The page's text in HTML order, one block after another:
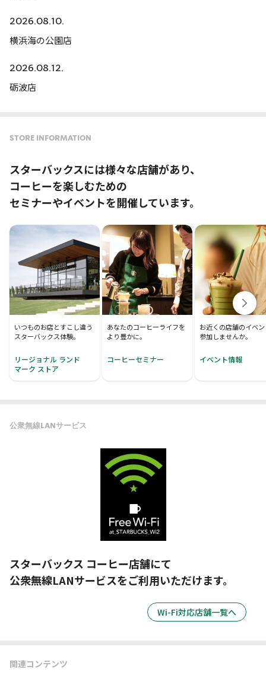
2026.08.10.
横浜海の公園店
2026.08.12.
砺波店
STORE INFORMATION
スターバックスには様々な店舗があり、
コーヒーを楽しむための
セミナーやイベントを開催しています。
いつものお店とすこし違う
スターバックス体験。
リージョナル ランド
マーク ストア
あなたのコーヒーライフを
より豊かに。
コーヒーセミナー
お近くの店舗のイベ
参加しませんか。
イベント情報
公衆無線LANサービス
スターバックス コーヒー店舗にて
公衆無線LANサービスをご利用いただけます。
Wi-Fi対応店舗一覧へ
関連コンテンツ